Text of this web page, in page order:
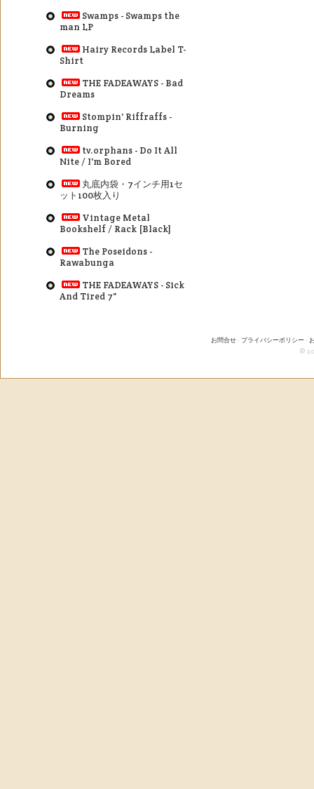
Swamps - Swamps the
man LP
Hairy Records Label T-
Shirt
THE FADEAWAYS - Bad
Dreams
Stompin' Riffraffs -
Burning
tv.orphans - Do It All
Nite / I'm Bored
丸底内袋・7インチ用1セ
ット100枚入り
Vintage Metal
Bookshelf / Rack [Black]
The Poseidons -
Rawabunga
THE FADEAWAYS - Sick
And Tired 7"
お問合せ- プライバシーポリシー-
©